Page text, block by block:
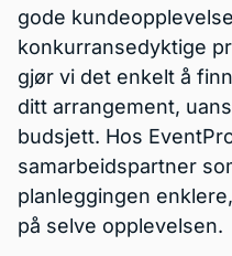
gode
konkurransedyktige
gjør vi det enkelt å
ditt arrangement,
budsjett. Hos
samarbeidspartner
planleggingen
på selve opplevelsen.